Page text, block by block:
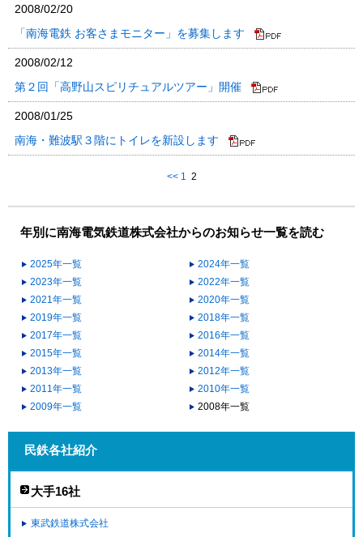
2008/02/20
「南海電鉄 お客さまモニター」を募集します
2008/02/12
第２回「高野山スピリチュアルツアー」開催
2008/01/25
南海・難波駅３階にトイレを新設します
<< 1 2
年別に南海電気鉄道株式会社からのお知らせ一覧を読む
2025年一覧
2024年一覧
2023年一覧
2022年一覧
2021年一覧
2020年一覧
2019年一覧
2018年一覧
2017年一覧
2016年一覧
2015年一覧
2014年一覧
2013年一覧
2012年一覧
2011年一覧
2010年一覧
2009年一覧
2008年一覧
民鉄各社紹介
大手16社
東武鉄道株式会社